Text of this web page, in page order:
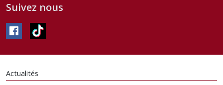
Suivez nous
Actualités